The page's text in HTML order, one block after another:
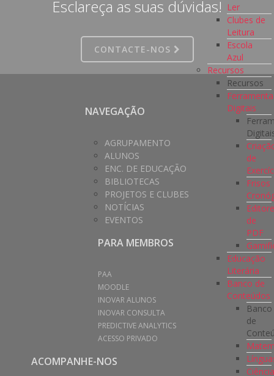
Ler
Clubes de
Leitura
Escola
Azul
Recursos
Recursos
Digitais
de
Frisos
de
PDF
Educação
Literária
Banco de
Conteúdos
Banco
de
Esclareça as suas dúvidas!
CONTACTE-NOS
NAVEGAÇÃO
AGRUPAMENTO
ALUNOS
ENC. DE EDUCAÇÃO
BIBLIOTECAS
PROJETOS E CLUBES
NOTÍCIAS
EVENTOS
PARA MEMBROS
PAA
MOODLE
INOVAR ALUNOS
INOVAR CONSULTA
PREDICTIVE ANALYTICS
ACESSO PRIVADO
ACOMPANHE-NOS